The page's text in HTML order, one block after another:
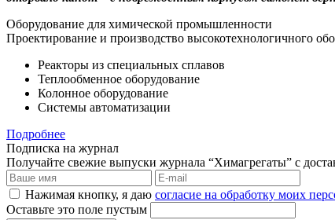
Оборудование для химической промышленности
Проектирование и производство высокотехнологичного
Реакторы из специальных сплавов
Теплообменное оборудование
Колонное оборудование
Системы автоматизации
Подробнее
Подписка на журнал
Получайте свежие выпуски журнала “Химагрегаты” с
Нажимая кнопку, я даю согласие на обработку моих
Оставьте это поле пустым